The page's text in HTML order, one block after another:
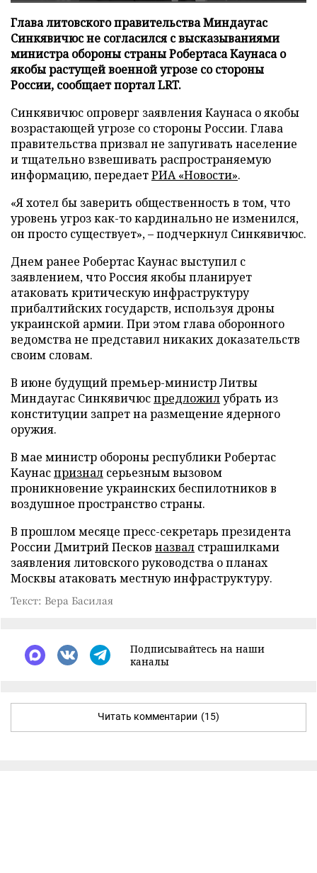
Глава литовского правительства Миндаугас
Синкявичюс не согласился с высказываниями
министра обороны страны Робертаса Каунаса о
якобы растущей военной угрозе со стороны
России, сообщает портал LRT.
Синкявичюс опроверг заявления Каунаса о якобы
возрастающей угрозе со стороны России. Глава
правительства призвал не запугивать население
и тщательно взвешивать распространяемую
информацию, передаетРИА «Новости».
«Я хотел бы заверить общественность в том, что
уровень угроз как-то кардинально не изменился,
он просто существует», – подчеркнул Синкявичюс.
Днем ранее Робертас Каунас выступил с
заявлением, что Россия якобы планирует
атаковать критическую инфраструктуру
прибалтийских государств, используя дроны
украинской армии. При этом глава оборонного
ведомства не представил никаких доказательств
своим словам.
В июне будущий премьер-министр Литвы
Миндаугас Синкявичюспредложилубрать из
конституции запрет на размещение ядерного
оружия.
В мае министр обороны республики Робертас
Каунаспризнал серьезным вызовом
проникновение украинских беспилотников в
воздушное пространство страны.
В прошлом месяце пресс-секретарь президента
России Дмитрий Песков назвал страшилками
заявления литовского руководства о планах
Москвы атаковать местную инфраструктуру.
Текст: Вера Басилая
Подписывайтесь на наши
каналы
Читать комментарии (15)